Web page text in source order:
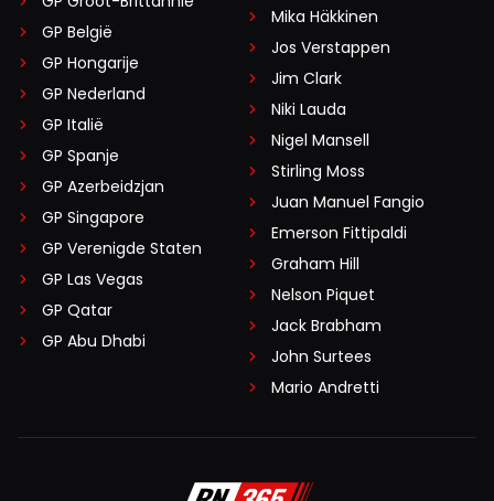
GP België
GP Hongarije
GP Nederland
GP Italië
GP Spanje
GP Azerbeidzjan
GP Singapore
GP Verenigde Staten
GP Las Vegas
GP Qatar
GP Abu Dhabi
Mika Häkkinen
Jos Verstappen
Jim Clark
Niki Lauda
Nigel Mansell
Stirling Moss
Juan Manuel Fangio
Emerson Fittipaldi
Graham Hill
Nelson Piquet
Jack Brabham
John Surtees
Mario Andretti